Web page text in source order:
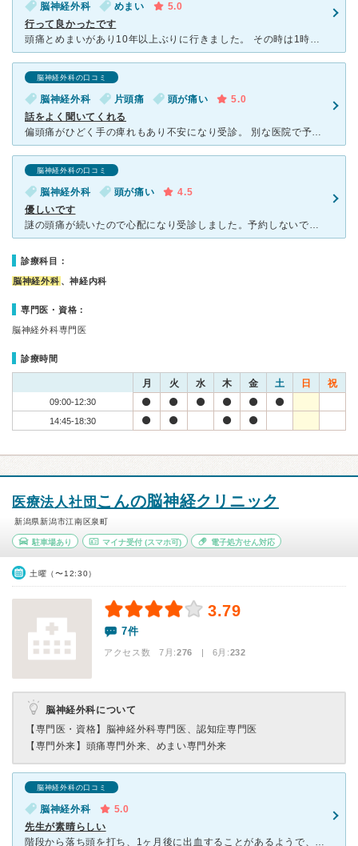
脳神経外科 めまい
5.0
行って良かったです
頭痛とめまいがあり10年以上ぶりに行きました。 その時は1時間待ち位だった気がしますが、行った日が特に混んでいたのか、今はいつも混んでいるのかわかりませんが全部終わったのが3時間以上経っていました。
脳神経外科の口コミ
脳神経外科 片頭痛 頭が痛い
5.0
話をよく聞いてくれる
偏頭痛がひどく手の痺れもあり不安になり受診。 別な医院で予約必須、しかも2週間以降しか無理と言われ急な脳の病気だったらどうしようと、ネットで探しこちらに電話したところ予約なしでも受診可だし、近々に予
脳神経外科の口コミ
脳神経外科 頭が痛い
4.5
優しいです
謎の頭痛が続いたので心配になり受診しました。予約しないで行ったので1時間くらい待ちました。冬に行ったら少し寒かったです。MRIを撮り特に異常はなかったので、季節の変わり目の体調変化とストレスだろうとの
診療科目：
脳神経外科 、神経内科
専門医・資格：
脳神経外科専門医
診療時間
月 火 水 木 金 土 日 祝
09:00-12:30
14:45-18:30
医療法人社団 こんの脳神経クリニック
新潟県新潟市江南区泉町
駐車場あり マイナ受付(スマホ可) 電子処方せん対応
土曜（〜12:30）
3.79
7件
アクセス数 7月:276 | 6月:232
脳神経外科について
【専門医・資格】 脳神経外科専門医、認知症専門医
【専門外来】 頭痛専門外来、めまい専門外来
脳神経外科の口コミ
脳神経外科
5.0
先生が素晴らしい
階段から落ち頭を打ち、1ヶ月後に出血することがあるようで、頭痛や痺れでお世話になりました。MRIだけじゃなく、その他色々な検査をしてもらえました。結果画像などを見せていただき、しっかり説明もしてもらえ